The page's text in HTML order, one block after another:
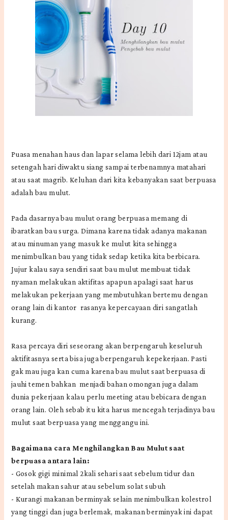
Puasa menahan haus dan lapar selama lebih dari 12jam atau
setengah hari diwaktu siang sampai terbenamnya matahari
atau saat magrib. Keluhan dari kita kebanyakan saat berpuasa
adalah bau mulut.
Pada dasarnya bau mulut orang berpuasa memang di
ibaratkan bau surga. Dimana karena tidak adanya makanan
atau minuman yang masuk ke mulut kita sehingga
menimbulkan bau yang tidak sedap ketika kita berbicara.
Jujur kalau saya sendiri saat bau mulut membuat tidak
nyaman melakukan aktifitas apapun apalagi saat harus
melakukan pekerjaan yang membutuhkan bertemu dengan
orang lain di kantor rasanya kepercayaan diri sangatlah
kurang.
Rasa percaya diri seseorang akan berpengaruh keseluruh
aktifitasnya serta bisa juga berpengaruh kepekerjaan. Pasti
gak mau juga kan cuma karena bau mulut saat berpuasa di
jauhi temen bahkan menjadi bahan omongan juga dalam
dunia pekerjaan kalau perlu meeting atau bebicara dengan
orang lain. Oleh sebab itu kita harus mencegah terjadinya bau
mulut saat berpuasa yang menggangu ini.
Bagaimana cara Menghilangkan Bau Mulut saat
berpuasa antara lain:
- Gosok gigi minimal 2kali sehari saat sebelum tidur dan
setelah makan sahur atau sebelum solat subuh
- Kurangi makanan berminyak selain menimbulkan kolestrol
yang tinggi dan juga berlemak, makanan berminyak ini dapat